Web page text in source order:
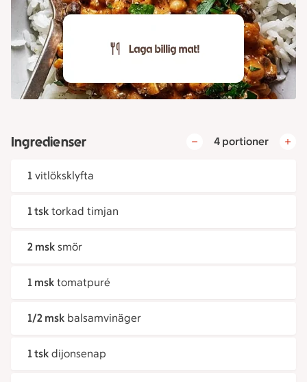
Ingredienser 4 portioner
1 vitlöksklyfta
1 tsk torkad timjan
2 msk smör
1 msk tomatpuré
1/2 msk balsamvinäger
1 tsk dijonsenap